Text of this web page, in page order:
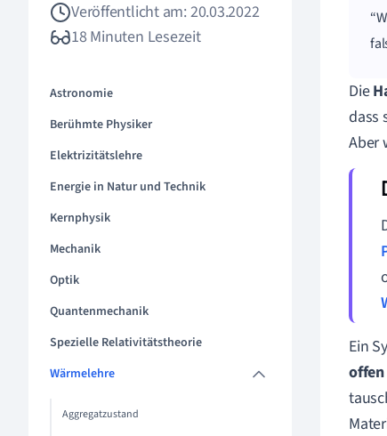
Veröffentlicht am: 20.03.2022
18 Minuten Lesezeit
Astronomie
Berühmte Physiker
Elektrizitätslehre
Energie in Natur und Technik
Kernphysik
Mechanik
Optik
Quantenmechanik
Spezielle Relativitätstheorie
Wärmelehre
Aggregatzustand
Die
dass
Aber
Ein
offen